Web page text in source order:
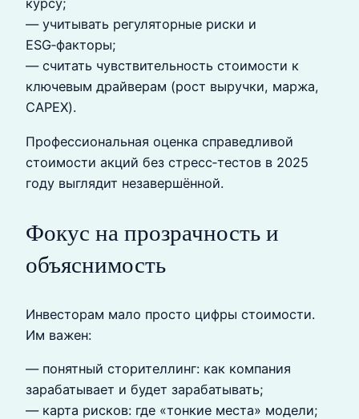
курсу;
— учитывать регуляторные риски и
ESG‑факторы;
— считать чувствительность стоимости к
ключевым драйверам (рост выручки, маржа,
CAPEX).
Профессиональная оценка справедливой
стоимости акций без стресс‑тестов в 2025
году выглядит незавершённой.
Фокус на прозрачность и
объяснимость
Инвесторам мало просто цифры стоимости.
Им важен:
— понятный сторителлинг: как компания
зарабатывает и будет зарабатывать;
— карта рисков: где «тонкие места» модели;